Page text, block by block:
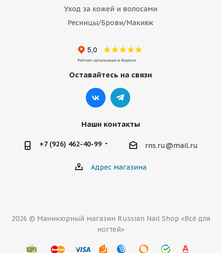
Уход за кожей и волосами
Ресницы/Брови/Макияж
Оставайтесь на связи
Наши контакты
+7 (926) 462-40-99 rns.ru@mail.ru
Адрес магазина
2026 © Маникюрный магазин Russian Nail Shop «Всё для
ногтей»